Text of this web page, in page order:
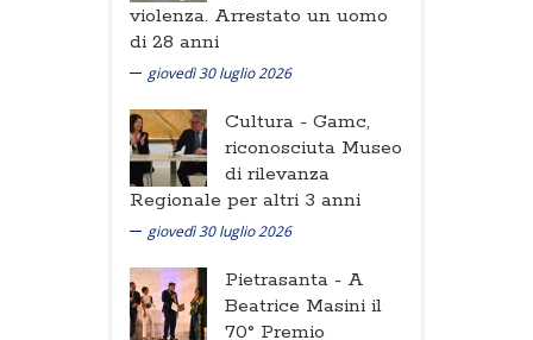
violenza. Arrestato un uomo
di 28 anni
giovedì 30 luglio 2026
Cultura - Gamc,
riconosciuta Museo
di rilevanza
Regionale per altri 3 anni
giovedì 30 luglio 2026
Pietrasanta - A
Beatrice Masini il
70° Premio